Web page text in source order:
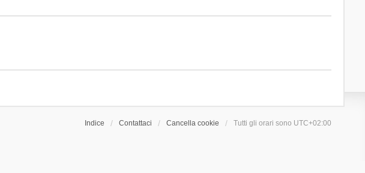
o
Indice Contattaci Cancella cookie Tutti gli orari sono UTC+02:00